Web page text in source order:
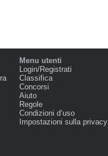
Menu utenti
Login/Registrati
Classifica
Concorsi
Aiuto
Regole
Condizioni d‘uso
Impostazioni sulla privacy